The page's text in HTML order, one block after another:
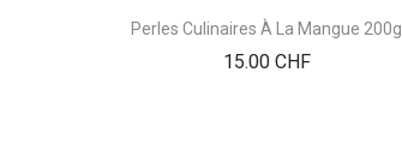
Perles Culinaires À La Mangue 200g
15.00 CHFPrix